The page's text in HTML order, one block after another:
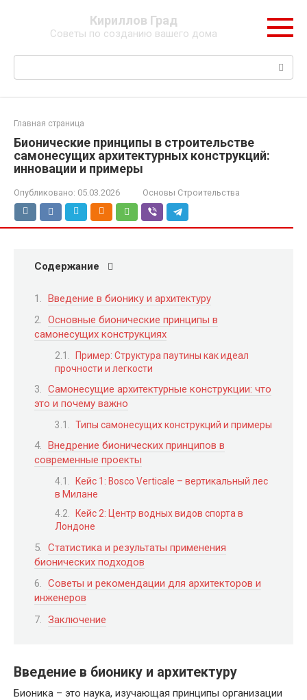
Кириллов Град
Советы по созданию вашего дома
Поиск:
Главная страница
Бионические принципы в строительстве
самонесущих архитектурных конструкций:
инновации и примеры
Опубликовано: 05.03.2026 Основы Строительства
Содержание
Введение в бионику и архитектуру
Основные бионические принципы в
самонесущих конструкциях
Пример: Структура паутины как идеал
прочности и легкости
Самонесущие архитектурные конструкции: что
это и почему важно
Типы самонесущих конструкций и примеры
Внедрение бионических принципов в
современные проекты
Кейс 1: Bosco Verticale – вертикальный лес
в Милане
Кейс 2: Центр водных видов спорта в
Лондоне
Статистика и результаты применения
бионических подходов
Советы и рекомендации для архитекторов и
инженеров
Заключение
Введение в бионику и архитектуру
Бионика – это наука, изучающая принципы организации